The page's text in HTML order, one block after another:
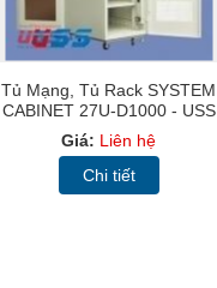
Tủ Mạng, Tủ Rack SYSTEM
CABINET 27U-D1000 - USS
Rack 27U1000
Giá: Liên hệ
Chi tiết